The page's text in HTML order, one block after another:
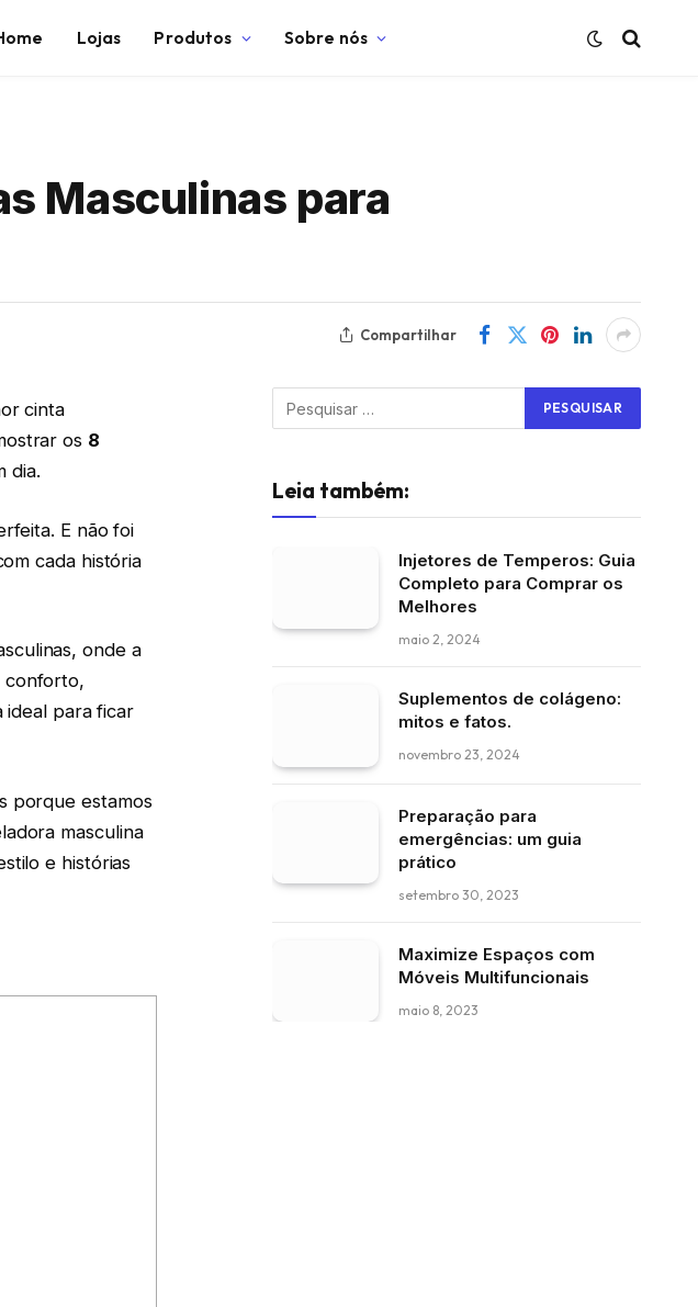
Lojas Produtos Sobre nós
Masculinas para
Compartilhar
cinta
os 8
dia.
E não foi
cada história
onde a
conforto,
ideal para ficar
porque estamos
masculina
e histórias
Leia também:
Injetores de Temperos: Guia
Completo para Comprar os
Melhores
maio 2, 2024
Suplementos de colágeno:
mitos e fatos.
novembro 23, 2024
Preparação para
emergências: um guia
prático
setembro 30, 2023
Maximize Espaços com
Móveis Multifuncionais
maio 8, 2023